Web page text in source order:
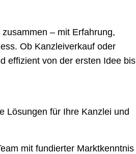
– mit Erfahrung,
Ob Kanzleiverkauf oder
effizient von der ersten Idee bis
Lösungen für Ihre Kanzlei und
mit fundierter Marktkenntnis